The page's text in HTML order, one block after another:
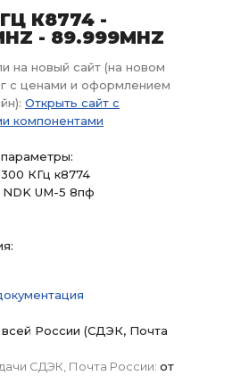
К8774 -
- 89.999MHZ
на новый сайт (на новом
с ценами и оформлением
Открыть сайт с
компонентами
КГц к8774
NDK UM-5 8пф
России (СДЭК, Почта
СДЭК, Почта России: от